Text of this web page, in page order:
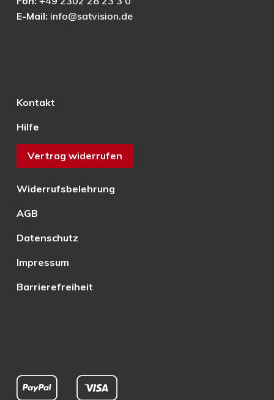
E-Mail: info@satvision.de
Kontakt
Hilfe
Vertrag widerrufen
Widerrufsbelehrung
AGB
Datenschutz
Impressum
Barrierefreiheit